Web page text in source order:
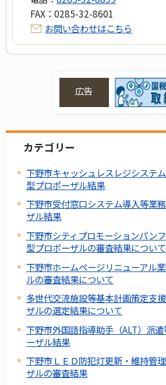
FAX： 0285-32-8601
お問い合わせはこちら
広告
カテゴリー
下野市キャッシュレスレジシステ
型プロポーザル結果
下野市受付窓口システム導入等業
ザル結果
下野市シティプロモーションパン
型プロポーザルの審査結果について
下野市ホームページリニューアル
ルの審査結果について
多世代交流施設等基本計画策定支
ザルの選定結果について
下野市外国語指導助手（ALT）派
ーザル結果
下野市ＬＥＤ防犯灯更新・維持管
ザルの審査結果